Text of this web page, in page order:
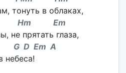
тонуть в облаках,
Em
не прятать глаза,
A
небеса!